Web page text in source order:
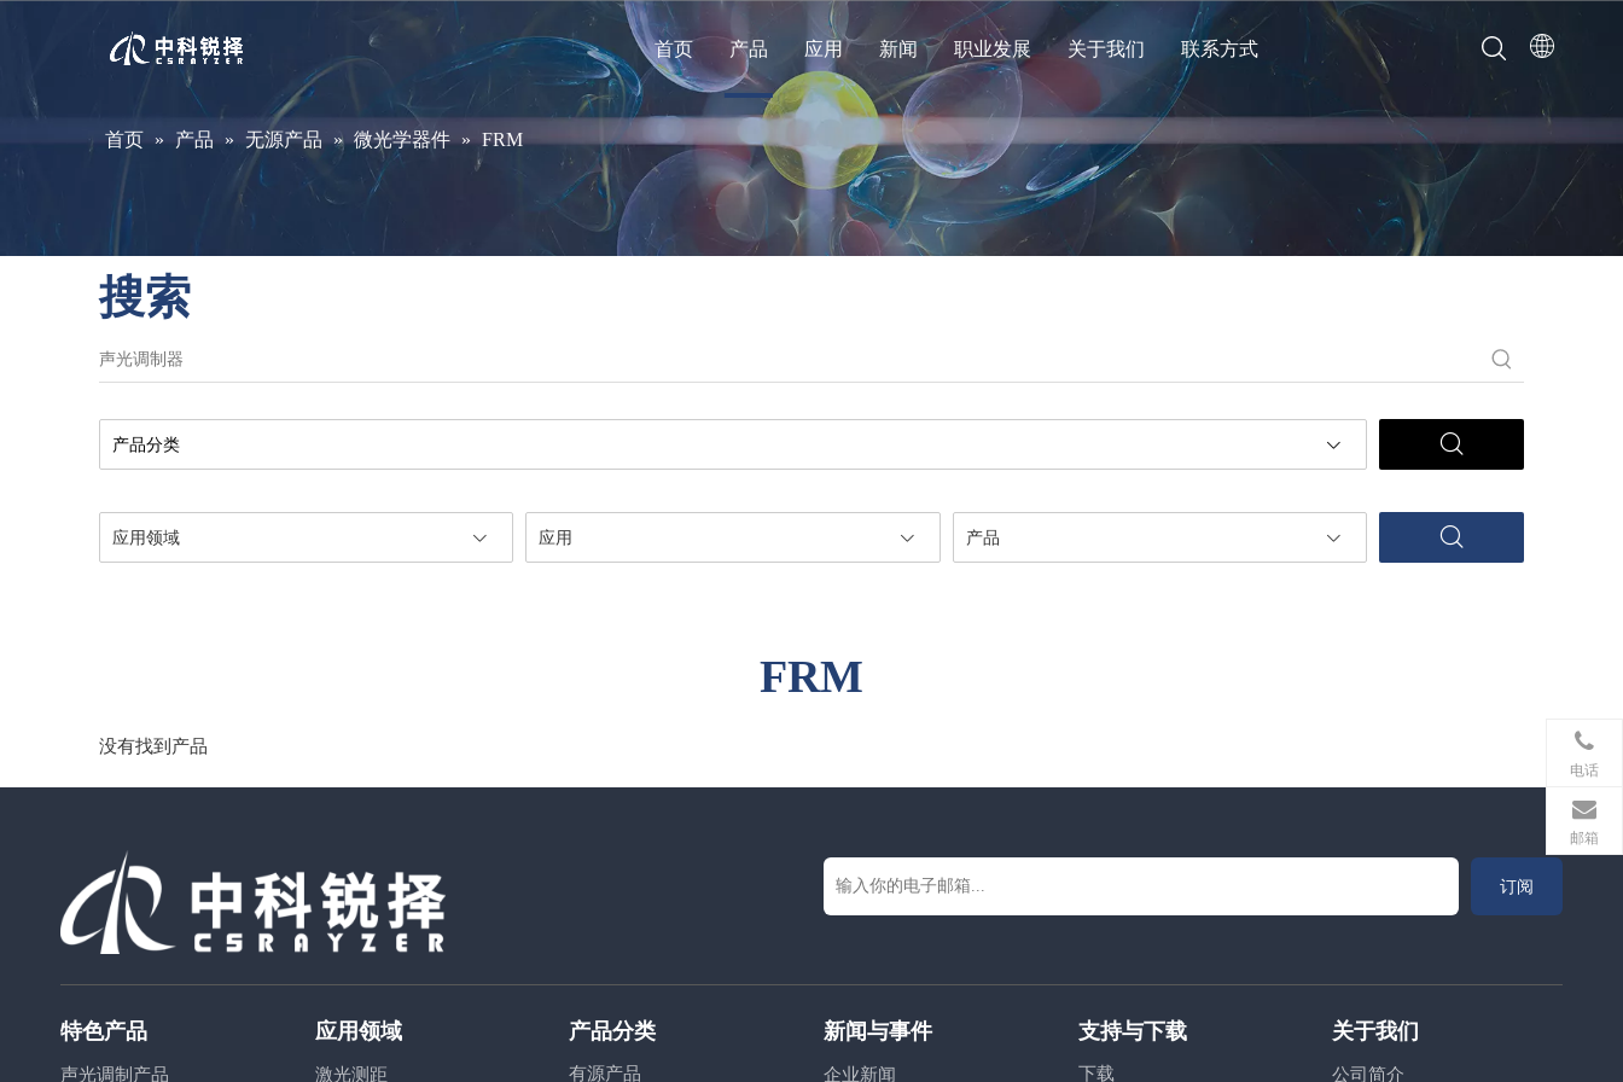
首页 产品 应用 新闻 职业发展 关于我们 联系方式
首页 » 产品 » 无源产品 » 微光学器件 » FRM
搜索
产品分类
应用领域 应用 产品
FRM
没有找到产品
订阅
特色产品
声光调制产品
应用领域
激光测距
产品分类
有源产品
新闻与事件
企业新闻
支持与下载
下载
关于我们
公司简介
电话
邮箱